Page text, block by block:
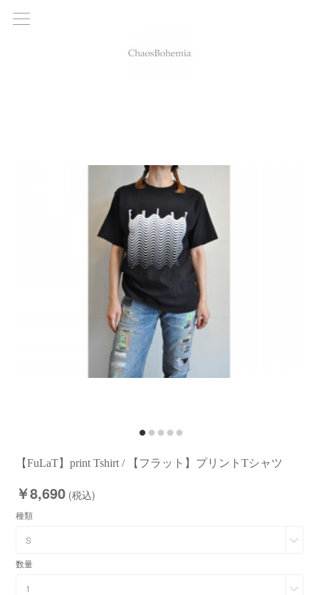
【FuLaT】print Tshirt / 【フラット】プリントTシャツ
￥8,690 (税込)
種類
S
数量
1